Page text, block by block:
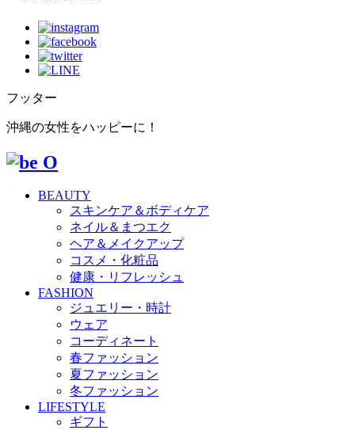
フッター
沖縄の女性をハッピーに！
BEAUTY
スキンケア＆ボディケア
ネイル＆まつエク
ヘア＆メイクアップ
コスメ・化粧品
健康・リフレッシュ
FASHION
ジュエリー・時計
ウェア
コーディネート
春ファッション
夏ファッション
冬ファッション
LIFESTYLE
ギフト